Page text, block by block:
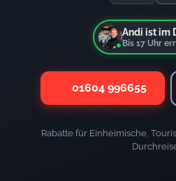
Andi ist im
Bis 17Uhr
01604 996655
Rabatte für Einheimische,